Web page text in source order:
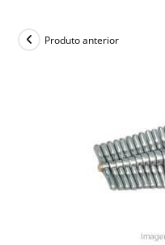
Produto anterior